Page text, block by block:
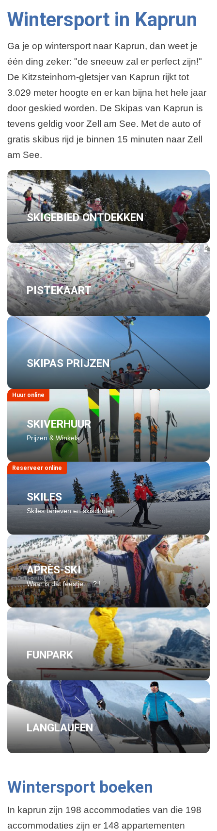
Wintersport in Kaprun
Ga je op wintersport naar Kaprun, dan weet je
één ding zeker: "de sneeuw zal er perfect zijn!"
De Kitzsteinhorn-gletsjer van Kaprun rijkt tot
3.029 meter hoogte en er kan bijna het hele jaar
door geskied worden. De Skipas van Kaprun is
tevens geldig voor Zell am See. Met de auto of
gratis skibus rijd je binnen 15 minuten naar Zell
am See.
SKIGEBIED ONTDEKKEN
PISTEKAART
SKIPAS PRIJZEN
SKIVERHUUR
Prijzen & Winkels
Huur online
SKILES
Skiles tarieven en skischolen
Reserveer online
APRÈS-SKI
Waar is dat feestje.... ? !
FUNPARK
LANGLAUFEN
Wintersport boeken
In kaprun zijn 198 accommodaties van die 198
accommodaties zijn er 148 appartementen